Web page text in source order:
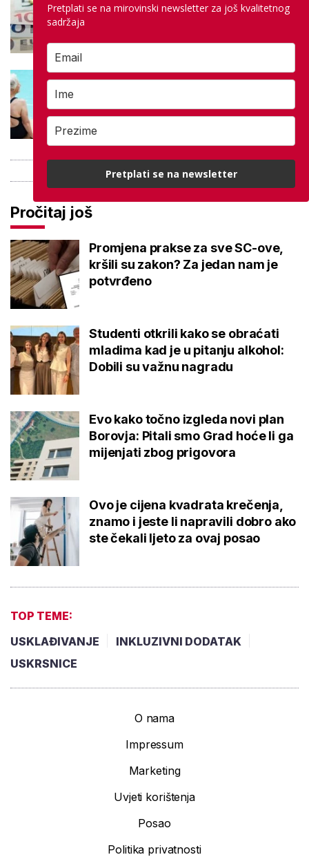
stupu: Srpanjski prinosi većine
Kupanje u ovom gradu i sutra
ohladiti tijekom toplinskog vala
Pročitaj još
Promjena prakse za sve SC-ove,
kršili su zakon? Za jedan nam je
potvrđeno
Studenti otkrili kako se obraćati
mladima kad je u pitanju alkohol:
Dobili su važnu nagradu
Evo kako točno izgleda novi plan
Borovja: Pitali smo Grad hoće li ga
mijenjati zbog prigovora
Ovo je cijena kvadrata krečenja,
znamo i jeste li napravili dobro ako
ste čekali ljeto za ovaj posao
TOP TEME:
USKLAĐIVANJE
INKLUZIVNI DODATAK
USKRSNICE
O nama
Impressum
Marketing
Uvjeti korištenja
Posao
Politika privatnosti
Pretplati se na mirovinski newsletter za još kvalitetnog
sadržaja
Pretplati se na newsletter